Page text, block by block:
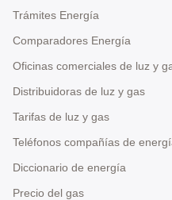
Trámites Energía
Comparadores Energía
Oficinas comerciales de luz y
Distribuidoras de luz y gas
Tarifas de luz y gas
Teléfonos compañías de
Diccionario de energía
Precio del gas